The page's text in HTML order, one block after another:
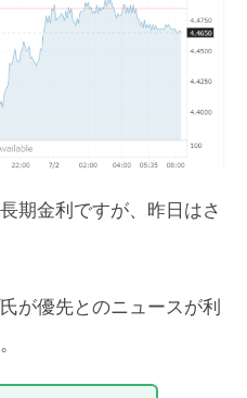
期金利ですが、昨日はさ
が優先とのニュースが利